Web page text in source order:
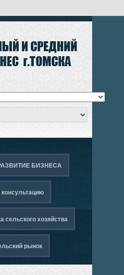
БИЗНЕСА
консультацию
сельского хозяйства
рынок